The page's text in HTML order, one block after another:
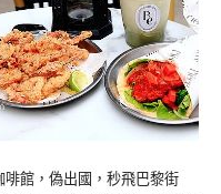
館，偽出國，秒飛巴黎街